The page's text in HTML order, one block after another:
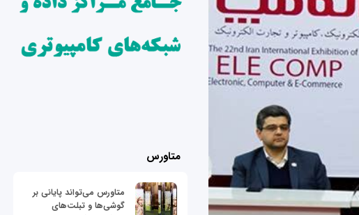
متاورس
متاورس می‌تواند پایانی بر
گوشی‌ها و تبلت‌های